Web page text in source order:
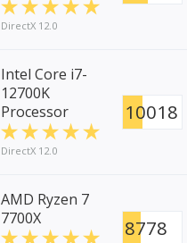
DirectX 12.0
Intel Core i7-
12700K
Processor
DirectX 12.0
10018
AMD Ryzen 7
7700X
8778